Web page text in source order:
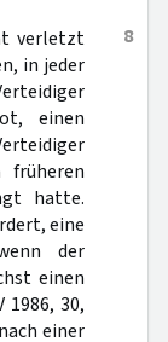
8
verletzt
in jeder
einen
hatte.
eine
der
einen
30,
einer